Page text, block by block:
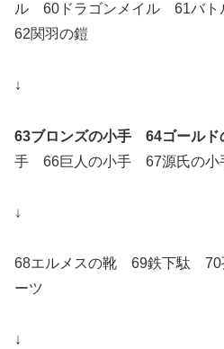
ル 60ドラゴンメイル 61バト
62関羽の鎧
↓
63ブロンズの小手 64ゴールド
手 66巨人の小手 67源氏の
↓
68エルメスの靴 69鉄下駄 70
ーツ
↓